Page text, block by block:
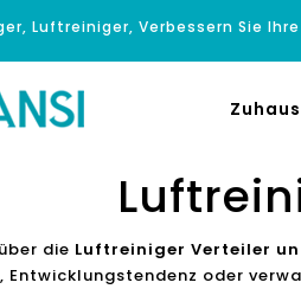
Luftreiniger, Verbessern Sie
die Luftreiniger Verteiler
Entwicklungstendenz oder